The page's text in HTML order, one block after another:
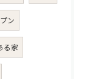
ン
る家